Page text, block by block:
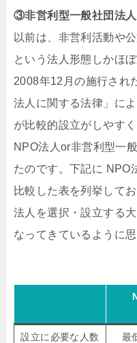
③非営利型一般社団法
以前は、非営利活動や
という法人形態しかほ
2008年12月の施行され
法人に関する法律」に
が比較的設立がしやす
NPO法人or非営利型一
たのです。下記に NPO
比較した表を列挙して
法人を選択・設立する
なってきているように思
設立に必要な人数 最